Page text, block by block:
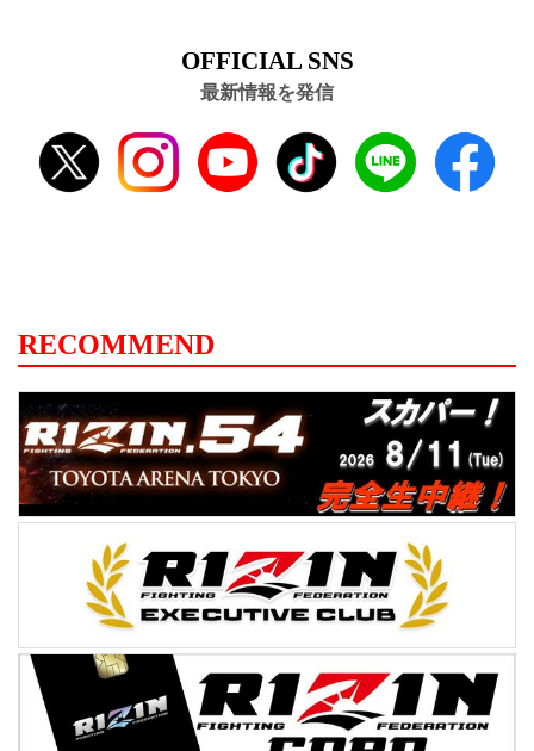
OFFICIAL SNS
最新情報を発信
RECOMMEND